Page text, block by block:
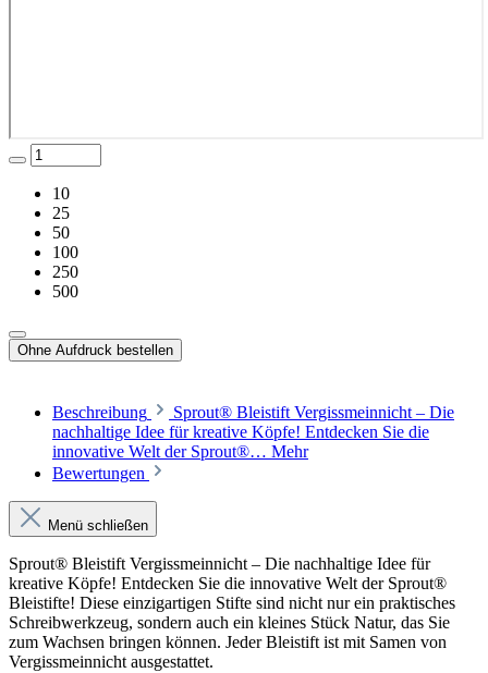
10
25
50
100
250
500
Ohne Aufdruck bestellen
Beschreibung
Sprout® Bleistift Vergissmeinnicht – Die
nachhaltige Idee für kreative Köpfe! Entdecken Sie die
innovative Welt der Sprout®… Mehr
Bewertungen
Menü schließen
Sprout® Bleistift Vergissmeinnicht – Die nachhaltige Idee für
kreative Köpfe! Entdecken Sie die innovative Welt der Sprout®
Bleistifte! Diese einzigartigen Stifte sind nicht nur ein praktisches
Schreibwerkzeug, sondern auch ein kleines Stück Natur, das Sie
zum Wachsen bringen können. Jeder Bleistift ist mit Samen von
Vergissmeinnicht ausgestattet.